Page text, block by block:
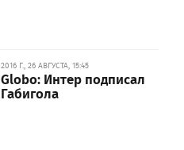
2016 Г., 26 АВГУСТА, 15:45
Globo: Интер подписал
Габигола